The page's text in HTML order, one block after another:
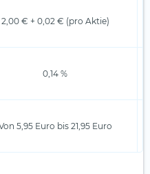
2,00 € + 0,02 € (pro Aktie)
0,14 %
5,95 Euro bis 21,95 Euro